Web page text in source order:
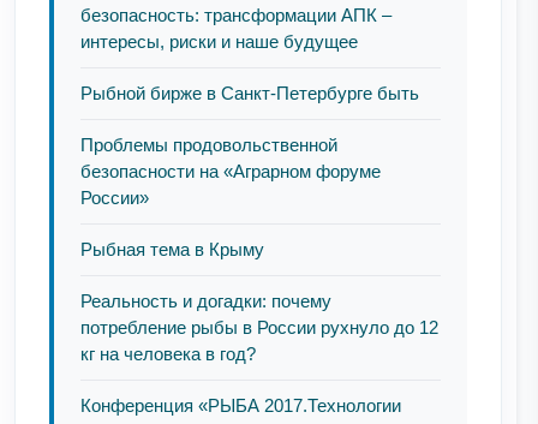
безопасность: трансформации АПК –
интересы, риски и наше будущее
Рыбной бирже в Санкт-Петербурге быть
Проблемы продовольственной
безопасности на «Аграрном форуме
России»
Рыбная тема в Крыму
Реальность и догадки: почему
потребление рыбы в России рухнуло до 12
кг на человека в год?
Конференция «РЫБА 2017.Технологии